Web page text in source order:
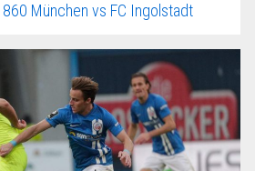
München vs FC Ingolstadt